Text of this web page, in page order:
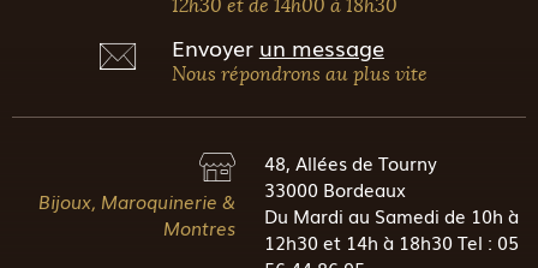
12h30 et de 14h00 à 18h30
Envoyer un message
Nous répondrons au plus vite
Bijoux, Maroquinerie &
Montres
48, Allées de Tourny
33000 Bordeaux
Du Mardi au Samedi de 10h à
12h30 et 14h à 18h30 Tel : 05